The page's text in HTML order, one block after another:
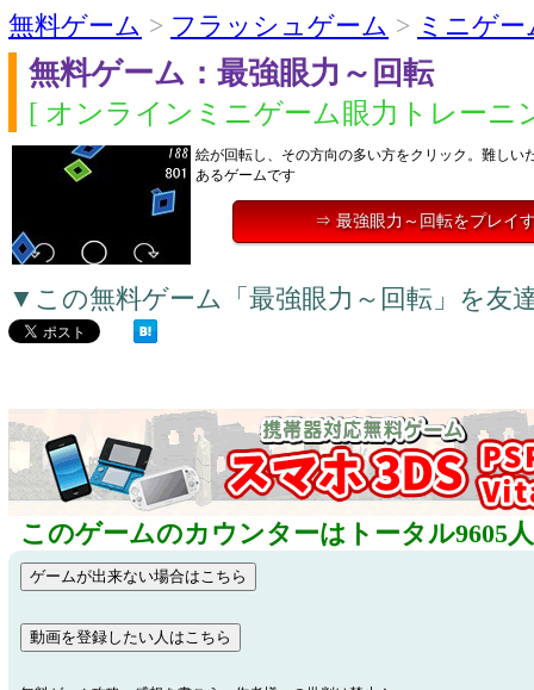
無料ゲーム > フラッシュゲーム > ミニゲー
無料ゲーム：最強眼力～回転
[ オンラインミニゲーム眼力トレーニ
絵が回転し、その方向の多い方をクリック。難しい
あるゲームです
⇒ 最強眼力～回転をプレイ
▼この無料ゲーム「最強眼力～回転」を友
このゲームのカウンターはトータル9605